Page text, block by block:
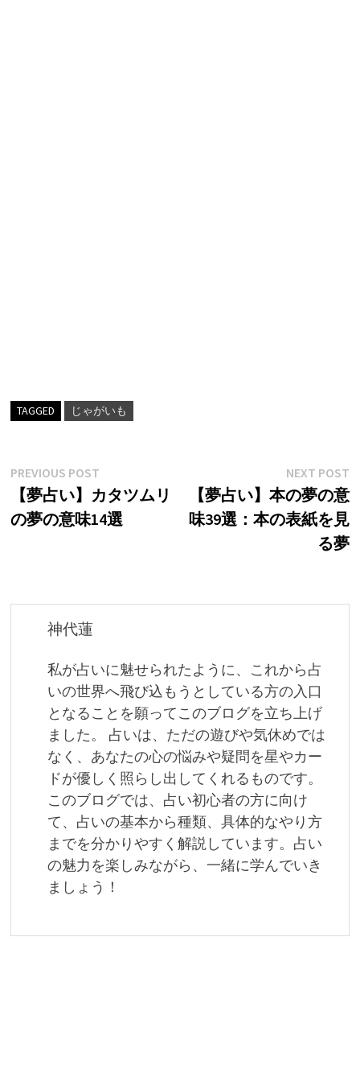
TAGGED じゃがいも
投
稿
ナ
ゲ
PREVIOUS POSTPrevious
post:
【夢占い】カタツムリ
の夢の意味14選
NEXT POST
【夢占い】本の夢の意
味39選：本の表紙を見
る夢
神代蓮
私が占いに魅せられたように、これから占
いの世界へ飛び込もうとしている方の入口
となることを願ってこのブログを立ち上げ
ました。 占いは、ただの遊びや気休めでは
なく、あなたの心の悩みや疑問を星やカー
ドが優しく照らし出してくれるものです。
このブログでは、占い初心者の方に向け
て、占いの基本から種類、具体的なやり方
までを分かりやすく解説しています。占い
の魅力を楽しみながら、一緒に学んでいき
ましょう！